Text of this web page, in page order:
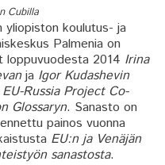
Cubilla
yliopiston koulutus- ja
Palmenia on
loppuvuodesta 2014 Irina
ja Igor Kudashevin
EU-Russia Project Co-
Glossaryn. Sanasto on
painos vuonna
EU:n ja Venäjän
sanastosta.